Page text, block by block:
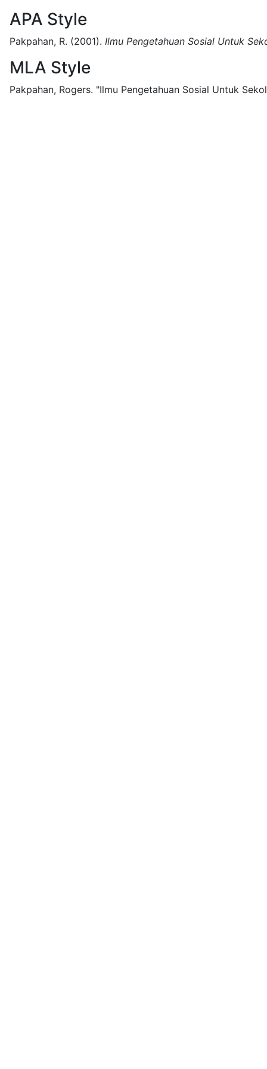
APA Style
Pakpahan, R. (2001). Ilmu Pengetahuan Sosial Untuk
MLA Style
Pakpahan, Rogers. "Ilmu Pengetahuan Sosial Untuk